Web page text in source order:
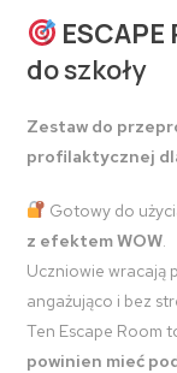
ESCAPE
do szkoły
Zestaw do
profilaktycznej
Gotowy do
z efektem WOW.
Uczniowie wracają
angażująco i bez
Ten Escape Room
powinien mieć